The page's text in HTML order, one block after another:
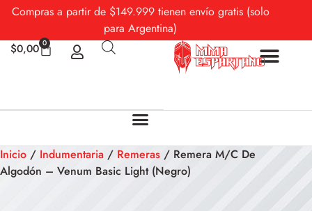
Compras a partir de $149.999 tienen envío gratis (solo
para Argentina)
$0,00 0
Inicio / Indumentaria / Remeras / Remera M/C De
Algodón – Venum Basic Light (Negro)